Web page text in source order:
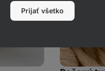
Prijať všetko